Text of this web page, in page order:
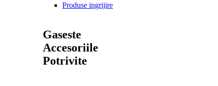
Produse ingrijire
Gaseste
Accesoriile
Potrivite